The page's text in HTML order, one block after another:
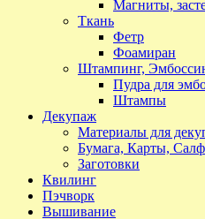
Магниты,
Ткань
Фетр
Фоамиран
Штампинг,
Пудра для
Штампы
Декупаж
Материалы для
Бумага, Карты,
Заготовки
Квилинг
Пэчворк
Вышивание